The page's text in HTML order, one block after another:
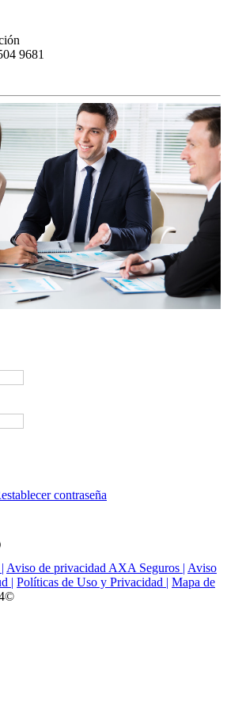
9681
contraseña
Aviso de privacidad AXA Seguros | Aviso
| Políticas de Uso y Privacidad | Mapa de